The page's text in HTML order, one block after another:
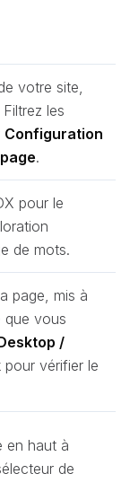
votre site,
Filtrez les
Configuration
.
pour le
de mots.
page, mis à
que vous
/
pour vérifier le
en haut à
de